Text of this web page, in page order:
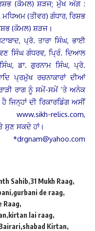
(ਕੋਮਲ) ਸ਼ੜਜ; ਮੁੱਖ ਅੰਗ :
(ਤੀਵਰ) ਗੰਧਾਰ, ਰਿਸ਼ਭ
ਰਿਸ਼ਭ (ਕੋਮਲ) ਸ਼ੜਜ।
ਪ੍ਰੋ. ਤਾਰਾ ਸਿੰਘ, ਭਾਈ
ਸਿੰਘ ਗੰਧਰਵ, ਪ੍ਰਿੰ. ਦਿਆਲ
ਡਾ. ਗੁਰਨਾਮ ਸਿੰਘ, ਪ੍ਰੋ.
ਪ੍ਰਮੁੱਖ ਰਚਨਾਕਾਰਾਂ ਦੀਆਂ
ਰਾਗ ਨੂੰ ਸਮੇਂ-ਸਮੇਂ ‘ਤੇ ਅਨੇਕ
ਦੀ ਰਿਕਾਰਡਿੰਗ ਅਸੀਂ
www.sikh-relics.com,
ਸੁਣ ਸਕਦੇ ਹਾਂ।
*drgnam@yahoo.com
Sahib 31 Mukh Raag
gurbani de raag
Raag
kirtan lai raag
shabad Kirtan